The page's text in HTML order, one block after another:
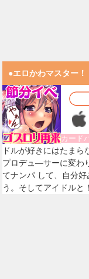
●エロかわマスター！
カード
ドルが好きにはたまら
プロデュ―サーに変わ
てナンパ して、自分好
う。そしてアイドル